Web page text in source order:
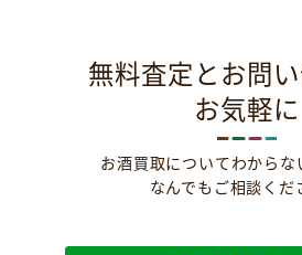
無料査定とお問
お気軽に
お酒買取についてわからな
なんでもご相談くだ